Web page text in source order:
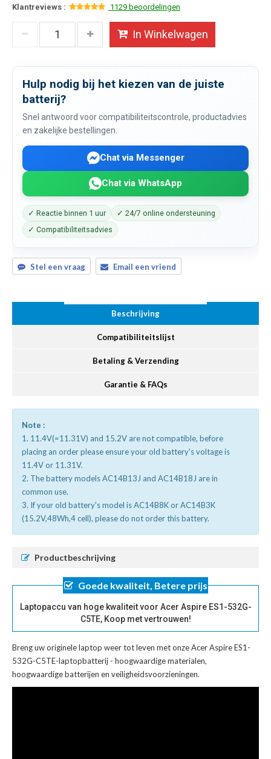
Klantreviews :
1129 beoordelingen
In Winkelwagen
Hulp nodig bij het kiezen van de juiste
batterij?
Snel antwoord voor compatibiliteitscontrole, productadvies
en zakelijke bestellingen.
Chat via Messenger
Chat via WhatsApp
✓ Reactie binnen 1 uur
✓ 24/7 online ondersteuning
✓ Compatibiliteitsadvies
Stel een vraag Email een vriend
Beschrijving
Compatibiliteitslijst
Betaling & Verzending
Garantie & FAQs
Note :
1. 11.4V(=11.31V) and 15.2V are not compatible, before
placing an order please ensure your old battery's voltage is
11.4V or 11.31V.
2. The battery models AC14B13J and AC14B18J are in
common use.
3. If your old battery's model is AC14B8K or AC14B3K
(15.2V,48Wh,4 cell), please do not order this battery.
Productbeschrijving
Goede kwaliteit, Betere prijs
Laptopaccu van hoge kwaliteit voor Acer Aspire ES1-532G-
C5TE, Koop met vertrouwen!
Breng uw originele laptop weer tot leven met onzeAcer Aspire ES1-
532G-C5TE-laptopbatterij - hoogwaardige materialen,
hoogwaardige batterijen en veiligheidsvoorzieningen.